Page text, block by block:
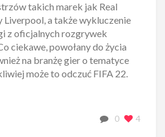
takich marek jak Real
Liverpool, a także wykluczenie
z oficjalnych rozgrywek
ciekawe, powołany do życia
na branżę gier o tematyce
może to odczuć FIFA 22.
0 4